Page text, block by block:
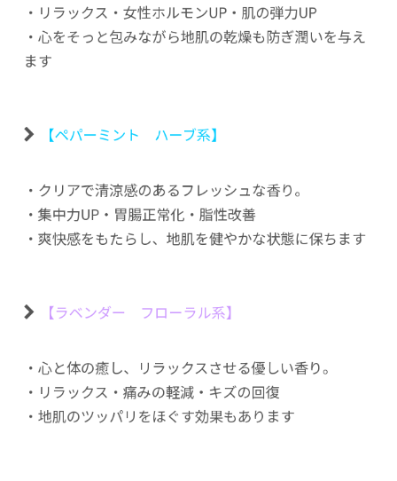
・リラックス・女性ホルモンUP・肌の弾力UP
・心をそっと包みながら地肌の乾燥も防ぎ潤いを与え
ます
【ペパーミント ハーブ系】
・クリアで清涼感のあるフレッシュな香り。
・集中力UP・胃腸正常化・脂性改善
・爽快感をもたらし、地肌を健やかな状態に保ちます
【ラベンダー フローラル系】
・心と体の癒し、リラックスさせる優しい香り。
・リラックス・痛みの軽減・キズの回復
・地肌のツッパリをほぐす効果もあります